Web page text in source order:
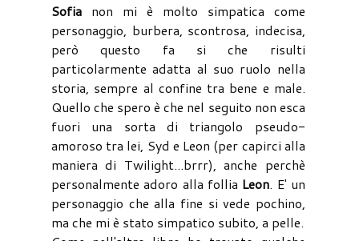
Sofia non mi è molto simpatica come
personaggio, burbera, scontrosa, indecisa,
però questo fa si che risulti
particolarmente adatta al suo ruolo nella
storia, sempre al confine tra bene e male.
Quello che spero è che nel seguito non esca
fuori una sorta di triangolo pseudo-
amoroso tra lei, Syd e Leon (per capirci alla
maniera di Twilight...brrr), anche perchè
personalmente adoro alla follia Leon. E' un
personaggio che alla fine si vede pochino,
ma che mi è stato simpatico subito, a pelle.